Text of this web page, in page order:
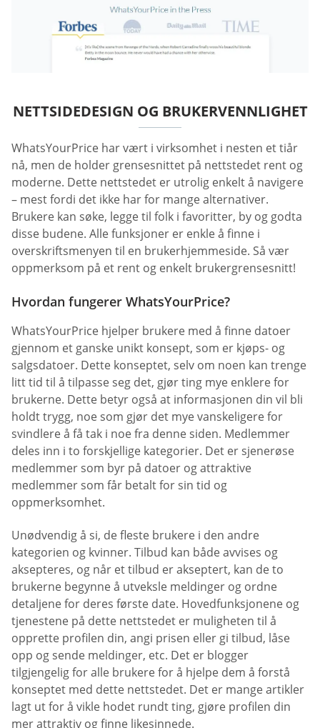
NETTSIDEDESIGN OG BRUKERVENNLIGHET
WhatsYourPrice har vært i virksomhet i nesten et tiår
nå, men de holder grensesnittet på nettstedet rent og
moderne. Dette nettstedet er utrolig enkelt å navigere
– mest fordi det ikke har for mange alternativer.
Brukere kan søke, legge til folk i favoritter, by og godta
disse budene. Alle funksjoner er enkle å finne i
overskriftsmenyen til en brukerhjemmeside. Så vær
oppmerksom på et rent og enkelt brukergrensesnitt!
Hvordan fungerer WhatsYourPrice?
WhatsYourPrice hjelper brukere med å finne datoer
gjennom et ganske unikt konsept, som er kjøps- og
salgsdatoer. Dette konseptet, selv om noen kan trenge
litt tid til å tilpasse seg det, gjør ting mye enklere for
brukerne. Dette betyr også at informasjonen din vil bli
holdt trygg, noe som gjør det mye vanskeligere for
svindlere å få tak i noe fra denne siden. Medlemmer
deles inn i to forskjellige kategorier. Det er sjenerøse
medlemmer som byr på datoer og attraktive
medlemmer som får betalt for sin tid og
oppmerksomhet.
Unødvendig å si, de fleste brukere i den andre
kategorien og kvinner. Tilbud kan både avvises og
aksepteres, og når et tilbud er akseptert, kan de to
brukerne begynne å utveksle meldinger og ordne
detaljene for deres første date. Hovedfunksjonene og
tjenestene på dette nettstedet er muligheten til å
opprette profilen din, angi prisen eller gi tilbud, låse
opp og sende meldinger, etc. Det er blogger
tilgjengelig for alle brukere for å hjelpe dem å forstå
konseptet med dette nettstedet. Det er mange artikler
lagt ut for å vikle hodet rundt ting, gjøre profilen din
mer attraktiv og finne likesinnede.